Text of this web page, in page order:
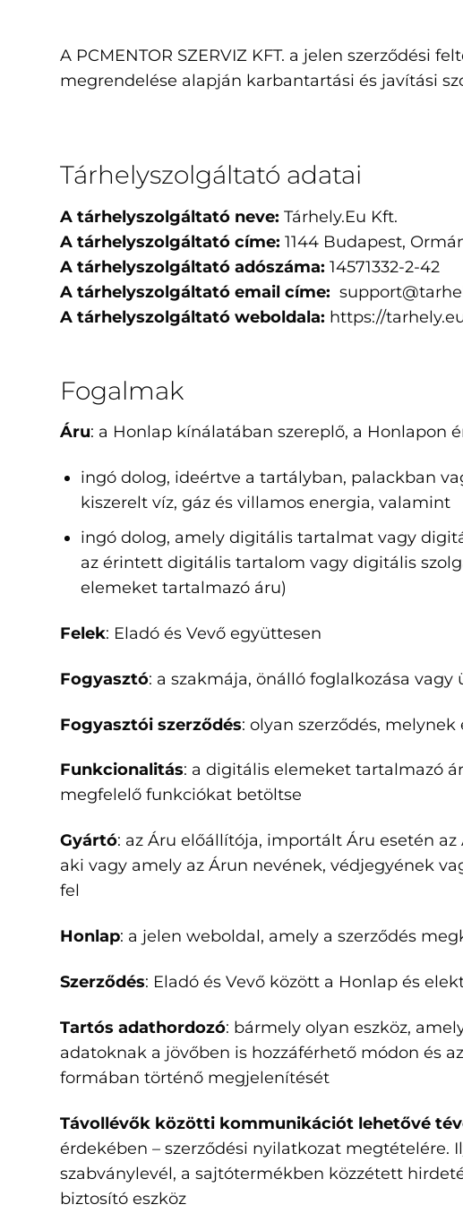
A PCMENTOR SZERVIZ KFT. a jelen szerződési
megrendelése alapján karbantartási és javítási
Tárhelyszolgáltató adatai
A tárhelyszolgáltató neve: Tárhely.Eu Kft.
A tárhelyszolgáltató címe: 1144 Budapest,
A tárhelyszolgáltató adószáma: 14571332-2-42
A tárhelyszolgáltató email címe:
A tárhelyszolgáltató weboldala: https://
Fogalmak
Áru: a Honlap kínálatában szereplő, a Honlapon
ingó dolog, ideértve a tartályban, palackban
kiszerelt víz, gáz és villamos energia, valamint
ingó dolog, amely digitális tartalmat vagy
az érintett digitális tartalom vagy digitális
elemeket tartalmazó áru)
Felek: Eladó és Vevő együttesen
Fogyasztó: a szakmája, önálló foglalkozása
Fogyasztói szerződés: olyan szerződés,
Funkcionalitás: a digitális elemeket tartalmazó
megfelelő funkciókat betöltse
Gyártó: az Áru előállítója, importált Áru esetén
aki vagy amely az Árun nevének, védjegyének
fel
Honlap: a jelen weboldal, amely a szerződés
Szerződés: Eladó és Vevő között a Honlap és
Tartós adathordozó: bármely olyan eszköz,
adatoknak a jövőben is hozzáférhető módon és
formában történő megjelenítését
Távollévők közötti kommunikációt lehetővé
érdekében – szerződési nyilatkozat megtételére.
szabványlevél, a sajtótermékben közzétett
biztosító eszköz